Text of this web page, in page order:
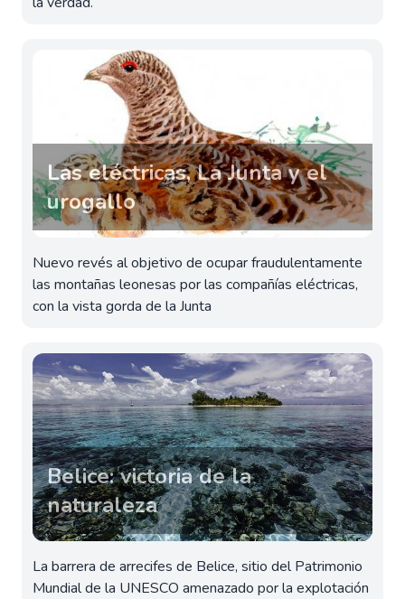
Las eléctricas, La Junta y el
urogallo
Nuevo revés al objetivo de ocupar fraudulentamente
las montañas leonesas por las compañías eléctricas,
con la vista gorda de la Junta
Belice: victoria de la
naturaleza
La barrera de arrecifes de Belice, sitio del Patrimonio
Mundial de la UNESCO amenazado por la explotación